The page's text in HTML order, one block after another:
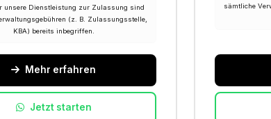
unsere Dienstleistung zur Zulassung sind
(z. B. Zulassungsstelle,
KBA) bereits inbegriffen.
Mehr erfahren
Jetzt starten
sämtliche